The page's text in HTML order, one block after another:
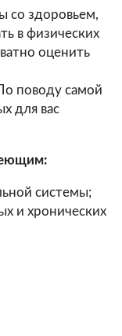
со здоровьем,
в физических
оценить
поводу самой
для вас
системы;
и хронических